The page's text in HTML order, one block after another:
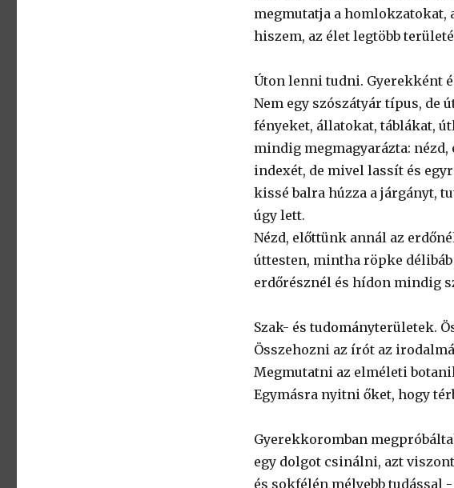
megmutatja a homlokzatokat,
hiszem, az élet legtöbb
Úton lenni tudni. Gyerekként
Nem egy szószátyár típus, de
fényeket, állatokat, táblákat,
mindig megmagyarázta:
indexét, de mivel lassít és
kissé balra húzza a járgányt,
úgy lett.
Nézd, előttünk annál az
úttesten, mintha röpke
erdőrésznél és hídon mindig
Szak- és tudományterületek.
Összehozni az írót az
Megmutatni az elméleti
Egymásra nyitni őket, hogy
Gyerekkoromban
egy dolgot csinálni, azt
és sokfélén mélyebb tudással